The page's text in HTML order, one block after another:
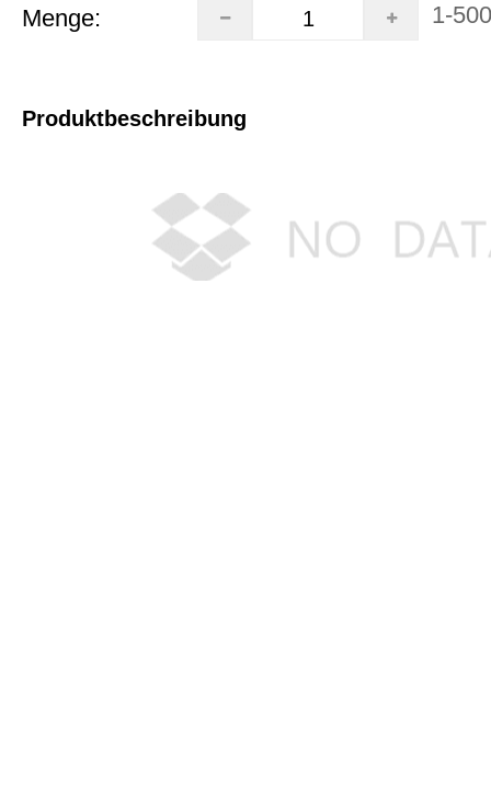
Menge: 1-500
Produktbeschreibung